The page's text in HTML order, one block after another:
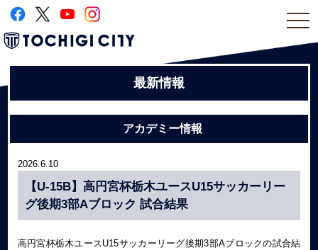
最新情報
アカデミー情報
2026.6.10
【U-15B】高円宮杯栃木ユースU15サッカーリー
グ後期3部Aブロック 試合結果
高円宮杯栃木ユースU15サッカーリーグ後期3部Aブロックの試合結